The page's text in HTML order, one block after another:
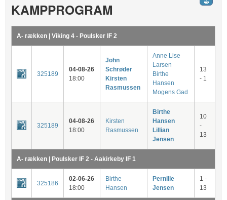
KAMPPROGRAM
A- rækken | Viking 4 - Poulsker IF 2
325189
04-08-26
18:00
John
Schrøder
Kirsten
Rasmussen
Anne Lise
Larsen
Birthe
Hansen
Mogens Gad
13
- 1
325189
04-08-26
18:00
Kirsten
Rasmussen
Birthe
Hansen
Lillian
Jensen
10
-
13
A- rækken | Poulsker IF 2 - Aakirkeby IF 1
325186
02-06-26
18:00
Birthe
Hansen
Pernille
Jensen
1 -
13